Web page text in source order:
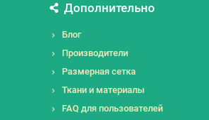
Дополнительно
Блог
Производители
Размерная сетка
Ткани и материалы
FAQ для пользователей